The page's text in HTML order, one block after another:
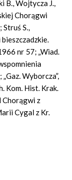
B., Wojtycza J.,
Chorągwi
S.,
nr 57; „Wiad.
Wyborcza”,
Kom. Hist. Krak.
Chorągwi z
Cygal z Kr.